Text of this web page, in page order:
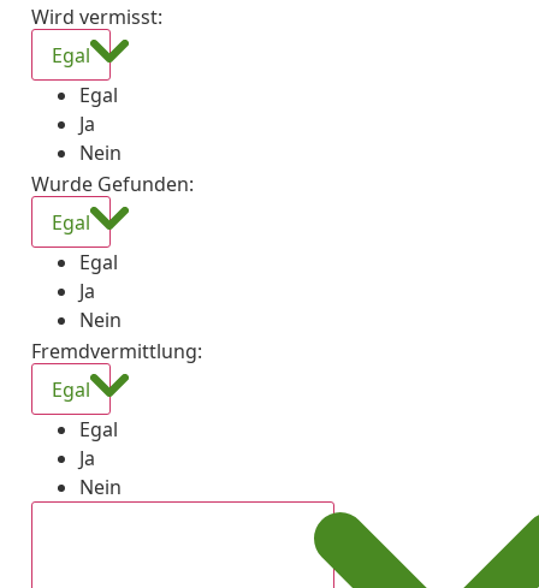
Wird vermisst:
Egal
Egal
Ja
Nein
Wurde Gefunden:
Egal
Egal
Ja
Nein
Fremdvermittlung:
Egal
Egal
Ja
Nein